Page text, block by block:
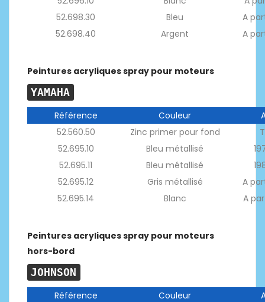
52.698.30
Bleu
A
52.698.40
Argent A
Peintures acryliques spray pour moteurs
YAMAHA
Référence Couleur
52.560.50
Zinc primer pour fond
52.695.10
Bleu métallisé
52.695.11
Bleu métallisé
52.695.12
Gris métallisé
A
52.695.14
Blanc A
Peintures acryliques spray pour moteurs
hors-bord
JOHNSON
Référence Couleur